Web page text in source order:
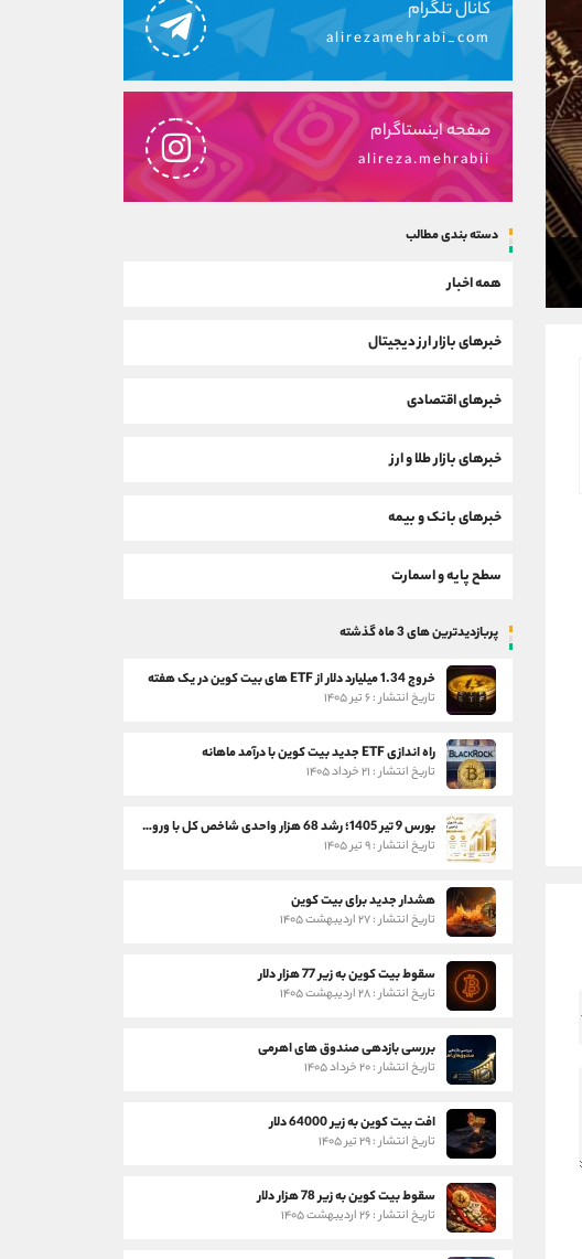
کانال تلگرام
alirezamehrabi_com
صفحه اینستاگرام
alireza.mehrabii
دسته بندی مطالب
همه اخبار
خبرهای بازار ارز دیجیتال
خبرهای اقتصادی
خبرهای بازار طلا و ارز
خبرهای بانک و بیمه
سطح پایه و اسمارت
پربازدیدترین های 3 ماه گذشته
خروج 1.34 میلیارد دلار از ETF های بیت کوین در یک هفته
تاریخ انتشار : ۶ تیر ۱۴۰۵
راه اندازی ETF جدید بیت کوین با درآمد ماهانه
تاریخ انتشار : ۲۱ خرداد ۱۴۰۵
بورس 9 تیر 1405؛ رشد 68 هزار واحدی شاخص کل با ورود 3 همت پول حقیقی
تاریخ انتشار : ۹ تیر ۱۴۰۵
هشدار جدید برای بیت کوین
تاریخ انتشار : ۲۷ اردیبهشت ۱۴۰۵
سقوط بیت کوین به زیر 77 هزار دلار
تاریخ انتشار : ۲۸ اردیبهشت ۱۴۰۵
بررسی بازدهی صندوق های اهرمی
تاریخ انتشار : ۲۰ خرداد ۱۴۰۵
افت بیت کوین به زیر 64000 دلار
تاریخ انتشار : ۲۹ تیر ۱۴۰۵
سقوط بیت کوین به زیر 78 هزار دلار
تاریخ انتشار : ۲۶ اردیبهشت ۱۴۰۵